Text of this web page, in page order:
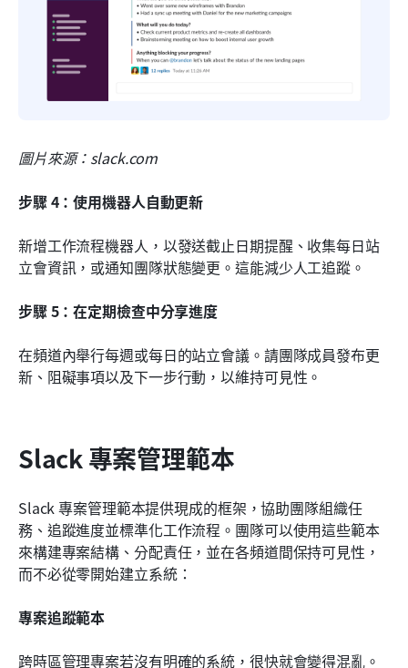
圖片來源：slack.com
步驟 4：使用機器人自動更新
新增工作流程機器人，以發送截止日期提醒、收集每日站
立會資訊，或通知團隊狀態變更。這能減少人工追蹤。
步驟 5：在定期檢查中分享進度
在頻道內舉行每週或每日的站立會議。請團隊成員發布更
新、阻礙事項以及下一步行動，以維持可見性。
Slack 專案管理範本
Slack 專案管理範本提供現成的框架，協助團隊組織任
務、追蹤進度並標準化工作流程。團隊可以使用這些範本
來構建專案結構、分配責任，並在各頻道間保持可見性，
而不必從零開始建立系統：
專案追蹤範本
跨時區管理專案若沒有明確的系統，很快就會變得混亂。